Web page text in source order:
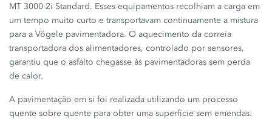
MT 3000‑2i Standard. Esses equipamentos recolhiam a carga em
um tempo muito curto e transportavam continuamente a mistura
para a Vögele pavimentadora. O aquecimento da correia
transportadora dos alimentadores, controlado por sensores,
garantiu que o asfalto chegasse às pavimentadoras sem perda
de calor.
A pavimentação em si foi realizada utilizando um processo
quente sobre quente para obter uma superfície sem emendas.